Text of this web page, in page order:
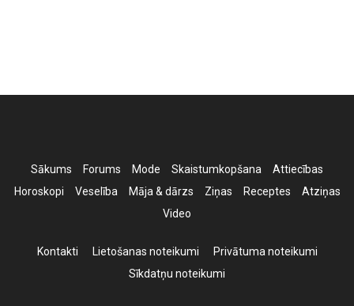
Sākums Forums Mode Skaistumkopšana
Attiecības
Horoskopi
Veselība Māja & dārzs Ziņas Receptes
Atziņas
Video
Kontakti Lietošanas noteikumi
Privātuma noteikumi
Sīkdatņu noteikumi